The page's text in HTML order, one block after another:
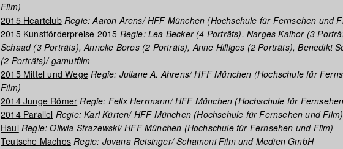
Film)
2015 HeartclubRegie: Aaron Arens/ HFF München (Hochschule für Fernsehen und
2015 Kunstförderpreise 2015 Regie: Lea Becker (4 Porträts), Narges Kalhor (3
Schaad (3 Porträts), Annelie Boros (2 Porträts), Anne Hilliges (2 Porträts), Benedikt
(2 Porträts)/ gamutfilm
2015 Mittel und WegeRegie: Juliane A. Ahrens/ HFF München (Hochschule für
Film)
2014 Junge Römer Regie: Felix Herrmann/ HFF München (Hochschule für
2014 Parallel Regie: Karl Kürten/ HFF München (Hochschule für Fernsehen und Film)
Haul Regie: Oliwia Strazewski/ HFF München (Hochschule für Fernsehen und Film)
Teutsche MachosRegie: Jovana Reisinger/ Schamoni Film und Medien GmbH